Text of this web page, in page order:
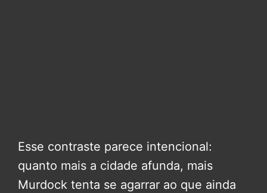
Esse contraste parece intencional:
quanto mais a cidade afunda, mais
Murdock tenta se agarrar ao que ainda